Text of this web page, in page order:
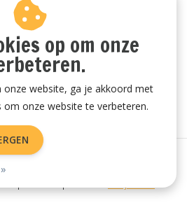
Privacy Policy
op om onze
onze website, ga je akkoord met
om onze website te verbeteren.